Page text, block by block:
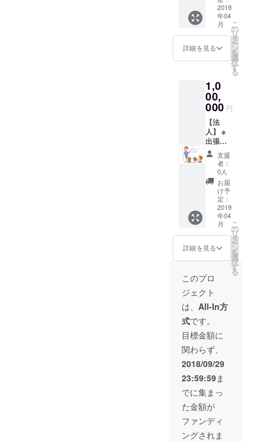
を保
ち、医
療費の
増加を
防ぐた
めに、
非常に
手立て
となり
ます。
きでお
口を綺
麗に保
つこと
は、ビ
ジネス
パーソ
てのエ
チケッ
トとし
て必要
です。
また生
活習慣
病の予
防にも
繋がる
ので、
社員様
の健康
を保
ち、医
療費の
増加を
防ぐた
めに、
非常に
有効な
手立て
となり
ます。
ベイ
シック
フロス
サービ
スお一
人10分
9:30-
で、実
施日数
は人数
により
ます。
（宿泊
費、交
通費別
途実
費） フ
ロスを
併用し
た歯磨
きでお
口を綺
麗に保
つこと
は、ビ
ジネス
パーソ
ンとし
てのエ
チケッ
トとし
て必要
です。
また生
活習慣
病の予
防にも
繋がる
ので、
社員様
の健康
を保
ち、医
療費の
増加を
生士に
よる60
分間の
セミ
ナー
「日本
人の８
周病！
います
ぐ実践
すべ
き、ス
ウェー
デン式
オーラ
ルケ
ア」
Dr.Hap
py's
Floss
ベイ
シック
フロス
サービ
スお一
人10分
9:30-
15:30
で、実
施日数
は人数
により
ます。
（宿泊
費、交
通費別
途実
費） フ
ロスを
併用し
た歯磨
きでお
口を綺
麗に保
つこと
2019
年04
月
詳細を見る
こ
の
リ
タ
ー
ン
を
選
択
す
る
1,0
00,
000 円
【法
人】 ※
出張フ
ロス
サービ
ス従業
員様200
名まで
歯科衛
生士に
よる60
分間の
セミ
ナー
「日本
人の８
割が歯
周病！
います
ぐ実践
すべ
き、ス
ウェー
デン式
オーラ
ルケ
ア」
Dr.Hap
py's
Floss
ベイ
シック
フロス
サービ
支援
者：
0人
お届
け予
定：
2019
年04
月
詳細を見る
こ
の
リ
タ
ー
ン
を
選
択
す
る
このプロ
ジェクト
は、 All-In方
式です。
目標金額に
関わらず、
2018/09/29
23:59:59ま
でに集まっ
た金額が
ファンディ
ングされま